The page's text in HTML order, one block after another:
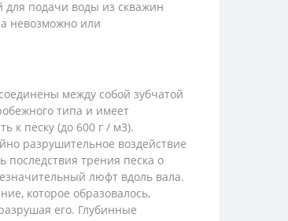
для подачи воды из скважин
невозможно или
между собой зубчатой
типа и имеет
к песку (до 600 г / м3).
разрушительное воздействие
последствия трения песка о
люфт вдоль вала.
которое образовалось,
его. Глубинные